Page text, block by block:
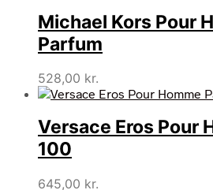
Michael Kors Pour
Parfum
528,00 kr.
Versace Eros Pour
100
645,00 kr.